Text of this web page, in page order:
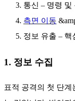
통신 – 명령 및
측면 이동
정보 유출 – 핵
1. 정보 수집
표적 공격의 첫 단